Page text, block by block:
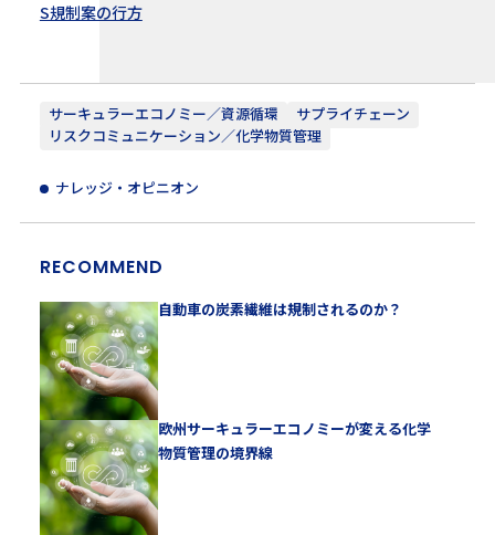
サーキュラーエコノミー／資源循環
サプライチェーン
リスクコミュニケーション／化学物質管理
ナレッジ・オピニオン
RECOMMEND
自動車の炭素繊維は規制されるのか？
欧州サーキュラーエコノミーが変える化学
物質管理の境界線
S規制案の行方